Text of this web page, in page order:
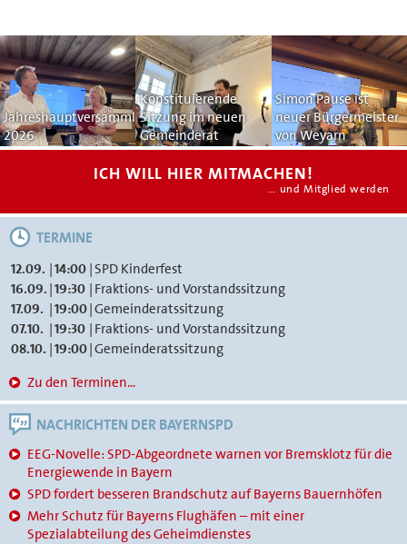
Jahreshauptversammlung
2026
Konstituierende
Sitzung im neuen
Gemeinderat
Simon Pause ist
neuer Bürgermeister
von Weyarn
ICH WILL HIER MITMACHEN!
… und Mitglied werden
TERMINE
12.09. |14:00 |SPD Kinderfest
16.09. |19:30 | Fraktions- und Vorstandssitzung
17.09. |19:00|Gemeinderatssitzung
07.10. |19:30 | Fraktions- und Vorstandssitzung
08.10. |19:00|Gemeinderatssitzung
Zu den Terminen...
NACHRICHTEN DER BAYERNSPD
EEG-Novelle: SPD-Abgeordnete warnen vor Bremsklotz für die
Energiewende in Bayern
SPD fordert besseren Brandschutz auf Bayerns Bauernhöfen
Mehr Schutz für Bayerns Flughäfen – mit einer
Spezialabteilung des Geheimdienstes